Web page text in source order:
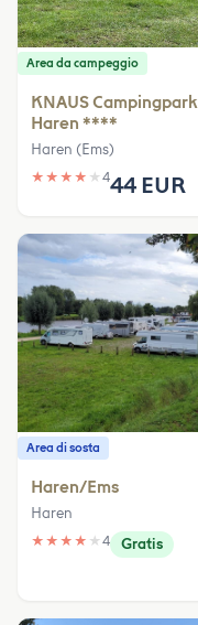
Area da campeggio
KNAUS Campingpark
Haren ****
Haren (Ems)
★ ★ ★ ★ ★ 444 EUR
Area di sosta
Haren/Ems
Haren
★ ★ ★ ★ ★ 4 Gratis